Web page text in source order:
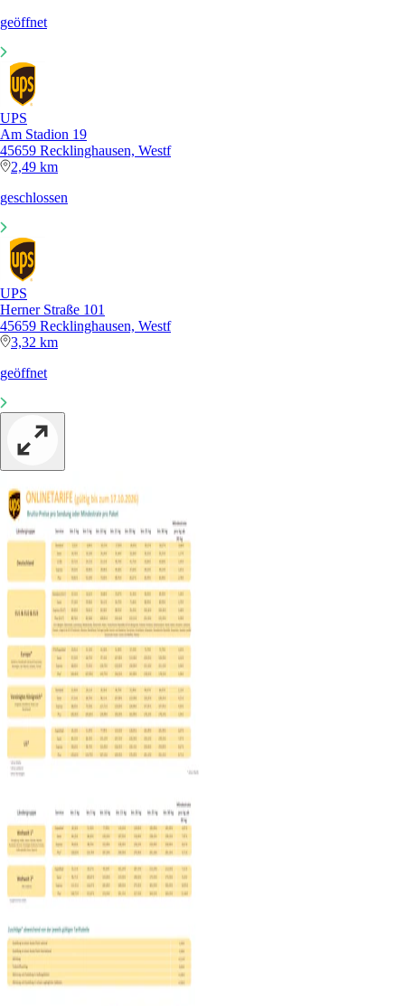
geöffnet
UPS
Am Stadion 19
45659 Recklinghausen, Westf
2,49 km
geschlossen
UPS
Herner Straße 101
45659 Recklinghausen, Westf
3,32 km
geöffnet